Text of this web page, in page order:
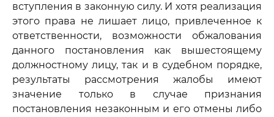
вступления в законную силу. И хотя реализация
этого права не лишает лицо, привлеченное к
ответственности, возможности обжалования
данного постановления как вышестоящему
должностному лицу, так и в судебном порядке,
результаты рассмотрения жалобы имеют
значение только в случае признания
постановления незаконным и его отмены либо